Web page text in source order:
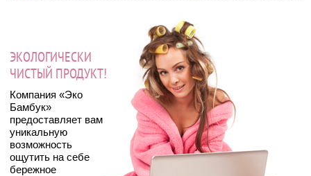
ЭКОЛОГИЧЕСКИ
ЧИСТЫЙ ПРОДУКТ!
Компания «Эко
Бамбук»
предоставляет вам
уникальную
возможность
ощутить на себе
бережное